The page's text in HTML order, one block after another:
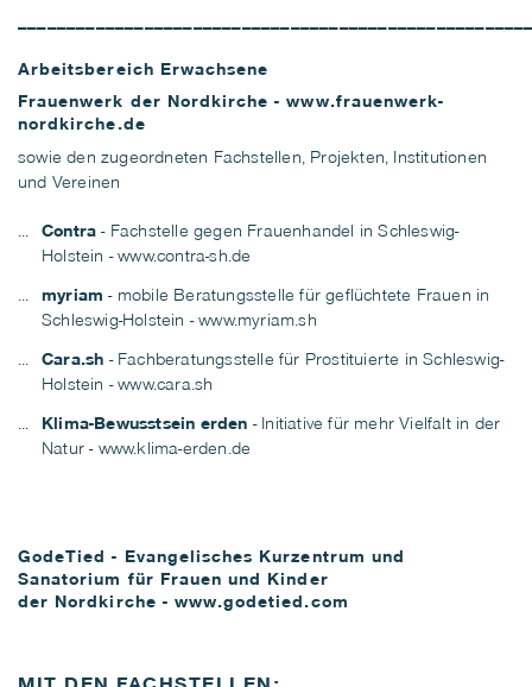
Arbeitsbereich Erwachsene
Frauenwerk der Nordkirche -www.frauenwerk-
nordkirche.de
sowie den zugeordneten Fachstellen, Projekten, Institutionen
und Vereinen
Contra- Fachstelle gegen Frauenhandel in Schleswig-
Holstein -www.contra-sh.de
myriam- mobile Beratungsstelle für geflüchtete Frauen in
Schleswig-Holstein -www.myriam.sh
Cara.sh - Fachberatungsstelle für Prostituierte in Schleswig-
Holstein -www.cara.sh
Klima-Bewusstsein erden - Initiative für mehr Vielfalt in der
Natur - www.klima-erden.de
GodeTied - Evangelisches Kurzentrum und
Sanatorium für Frauen und Kinder
der Nordkirche - www.godetied.com